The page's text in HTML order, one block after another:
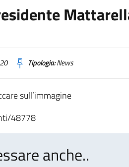
Tipologia:News
sull’immagine
48778
anche..